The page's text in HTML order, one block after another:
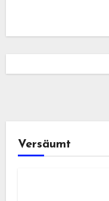
Versäumt